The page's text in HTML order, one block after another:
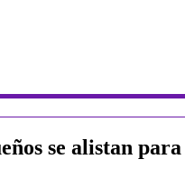
se alistan